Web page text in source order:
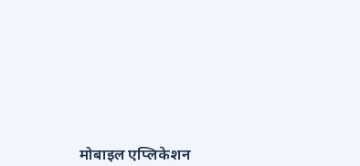
मोबाइल एप्लिकेशन